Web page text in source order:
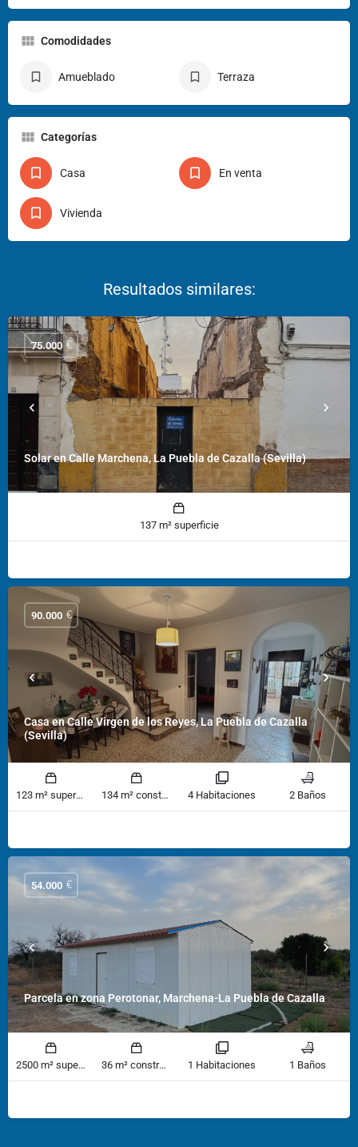
Comodidades
Amueblado Terraza
Categorías
Casa En venta
Vivienda
Solar en Calle Marchena, La Puebla de Cazalla (Sevilla)
75.000 €
137 m² superficie
Casa en Calle Virgen de los Reyes, La Puebla de Cazalla
(Sevilla)
90.000 €
123 m² superficie 134 m² construido 4 Habitaciones 2 Baños
Parcela en zona Perotonar, Marchena-La Puebla de Cazalla
54.000 €
2500 m² superficie 36 m² construido 1 Habitaciones 1 Baños